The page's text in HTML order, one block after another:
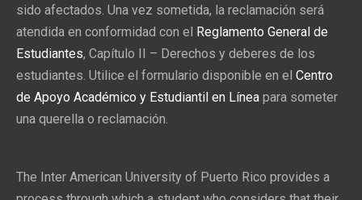
sido afectados. Una vez sometida, la reclamación será
atendida en conformidad con el Reglamento General de
Estudiantes, Capítulo II – Derechos y deberes de los
estudiantes. Utilice el formulario disponible en el Centro
de Apoyo Académico y Estudiantil en Línea para someter
una querella o reclamación.
The Inter American University of Puerto Rico provides a